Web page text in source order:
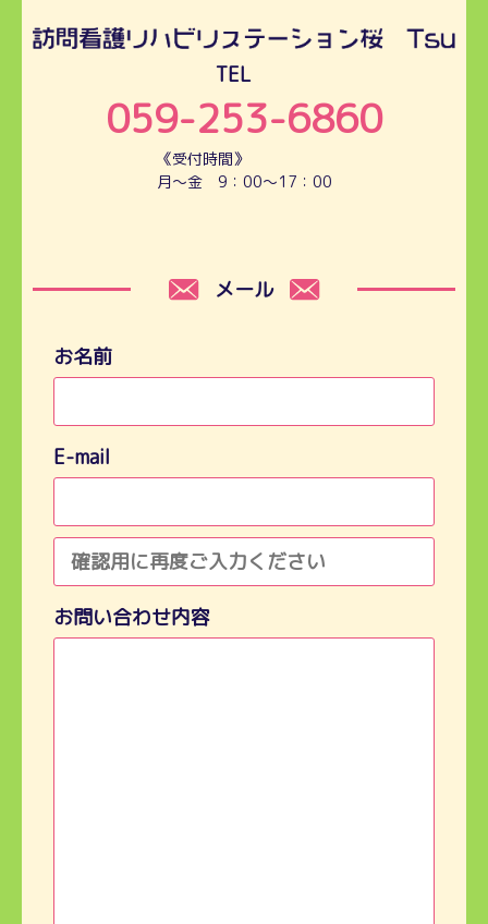
TEL
059-253-6860
《受付時間》
月～金 9：00～17：00
メール
お名前
E-mail
お問い合わせ内容